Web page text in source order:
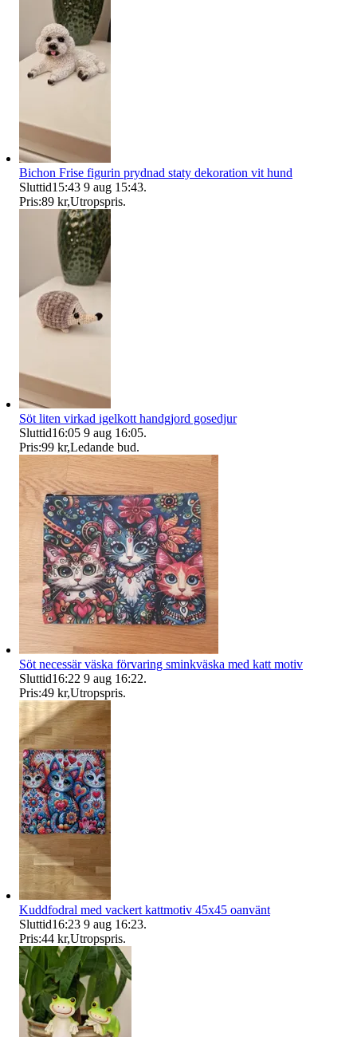
Bichon Frise figurin prydnad staty dekoration vit hund
Sluttid15:43 9 aug 15:43.
Pris:89 kr,Utropspris.
Söt liten virkad igelkott handgjord gosedjur
Sluttid16:05 9 aug 16:05.
Pris:99 kr,Ledande bud.
Söt necessär väska förvaring sminkväska med katt motiv
Sluttid16:22 9 aug 16:22.
Pris:49 kr,Utropspris.
Kuddfodral med vackert kattmotiv 45x45 oanvänt
Sluttid16:23 9 aug 16:23.
Pris:44 kr,Utropspris.